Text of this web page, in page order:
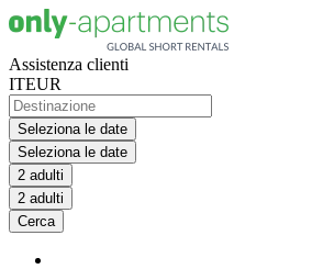
Assistenza clienti
ITEUR
Seleziona le date
Seleziona le date
2 adulti
2 adulti
Cerca